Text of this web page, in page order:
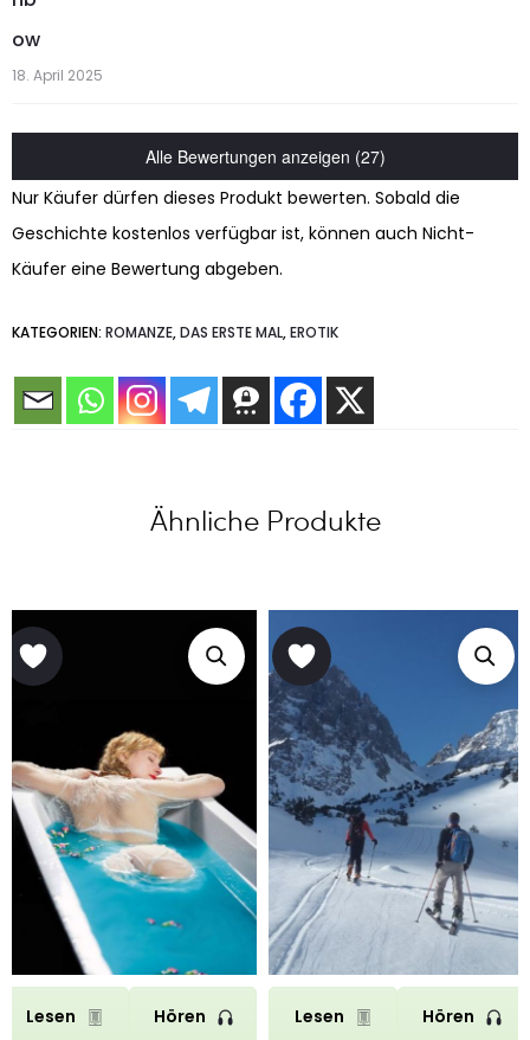
ow
18. April 2025
Alle Bewertungen anzeigen (27)
Nur Käufer dürfen dieses Produkt bewerten. Sobald die
Geschichte kostenlos verfügbar ist, können auch Nicht-
Käufer eine Bewertung abgeben.
KATEGORIEN: ROMANZE,DAS ERSTE MAL,EROTIK
Ähnliche Produkte
Lesen Hören Lesen Hören